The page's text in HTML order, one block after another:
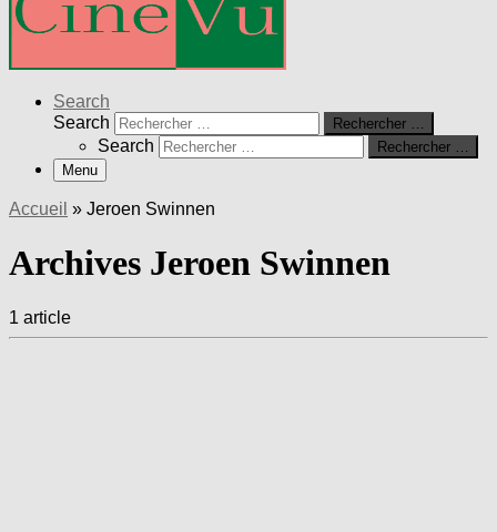
Search
Search
Rechercher …
Search
Rechercher …
Menu
Accueil » Jeroen Swinnen
Archives Jeroen Swinnen
1 article